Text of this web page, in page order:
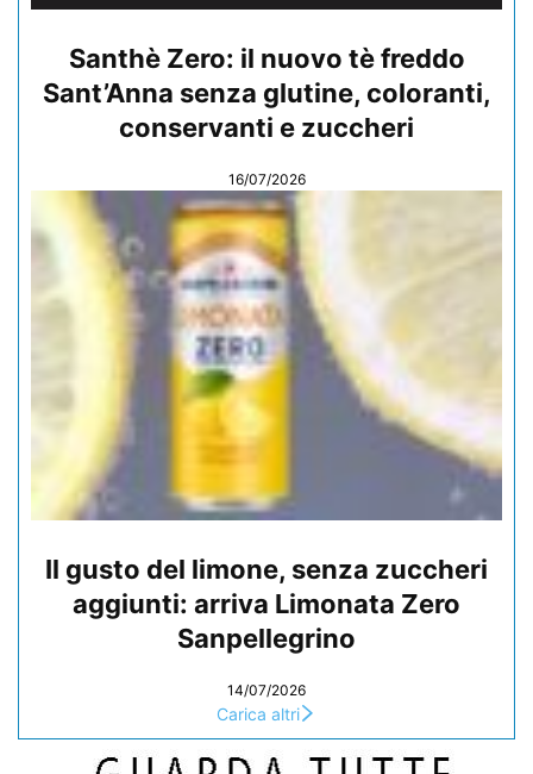
Santhè Zero: il nuovo tè freddo
Sant’Anna senza glutine, coloranti,
conservanti e zuccheri
16/07/2026
Il gusto del limone, senza zuccheri
aggiunti: arriva Limonata Zero
Sanpellegrino
14/07/2026
Carica altri